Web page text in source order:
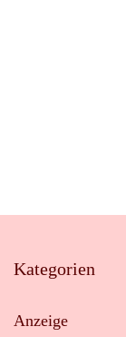
Kategorien
Anzeige